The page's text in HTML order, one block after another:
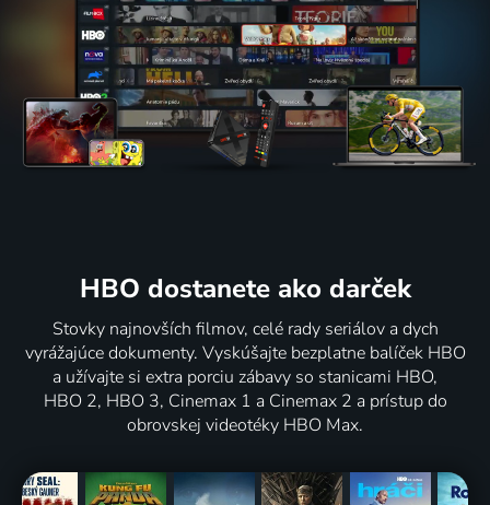
HBO dostanete ako darček
Stovky najnovších filmov, celé rady seriálov a dych
vyrážajúce dokumenty. Vyskúšajte bezplatne balíček HBO
a užívajte si extra porciu zábavy so stanicami HBO,
HBO 2, HBO 3, Cinemax 1 a Cinemax 2 a prístup do
obrovskej videotéky HBO Max.